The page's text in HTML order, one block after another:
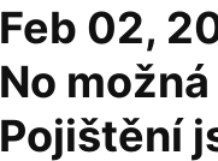
Feb 02,
No
Pojištění